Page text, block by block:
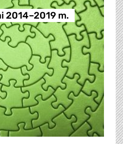
2014–2019 m.